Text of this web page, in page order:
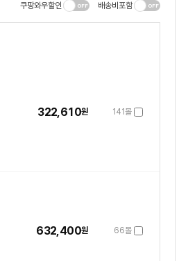
쿠팡와우할인 배송비포함
141몰
322,610원
66몰
632,400원